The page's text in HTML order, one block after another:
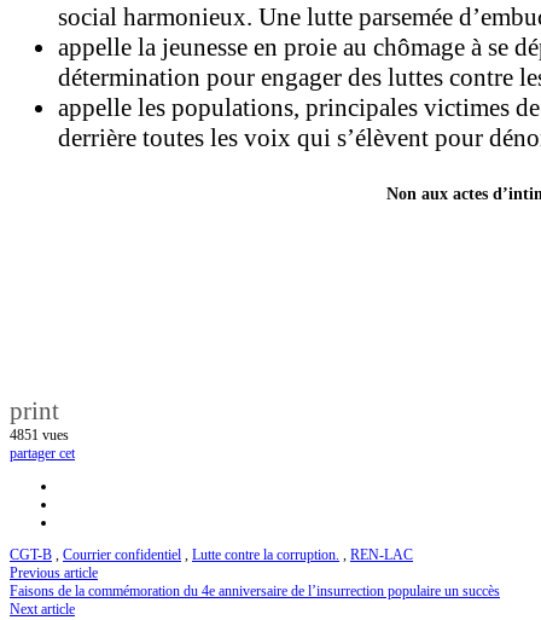
social harmonieux. Une lutte parsemée
appelle la jeunesse en proie au chômage à se
détermination pour engager des luttes contre
appelle les populations, principales victimes
derrière toutes les voix qui s’élèvent pour
Non aux actes
print
4851 vues
partager cet
CGT-B Courrier confidentiel Lutte contre la corruption.
REN-LAC
Previous article
Faisons de la commémoration du 4e anniversaire de l’insurrection populaire un succès
Next article